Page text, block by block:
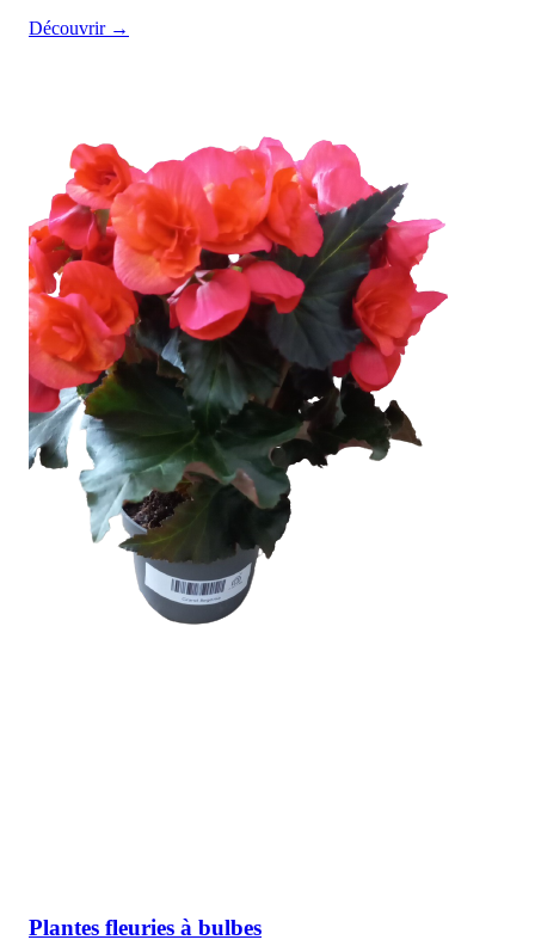
Découvrir →
Plantes fleuries à bulbes